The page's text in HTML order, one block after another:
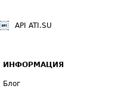
API ATI.SU
ИНФОРМАЦИЯ
Блог